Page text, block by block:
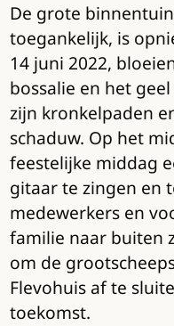
De grote
toegankelijk, is
14 juni 2022,
bossalie en het
zijn kronkelpaden
schaduw. Op het
feestelijke middag
gitaar te zingen en
medewerkers en
familie naar buiten
om de
Flevohuis af te
toekomst.